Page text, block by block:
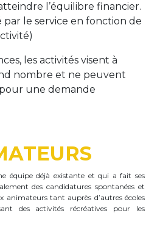
bxl1-services.be
bxl1-
l’équilibre financier.
par le service en fonction de
les activités visent à
nombre et ne peuvent
une demande
équipe déjà existante et qui a fait ses
des candidatures spontanées et
animateurs tant auprès d’autres écoles
des activités récréatives pour les